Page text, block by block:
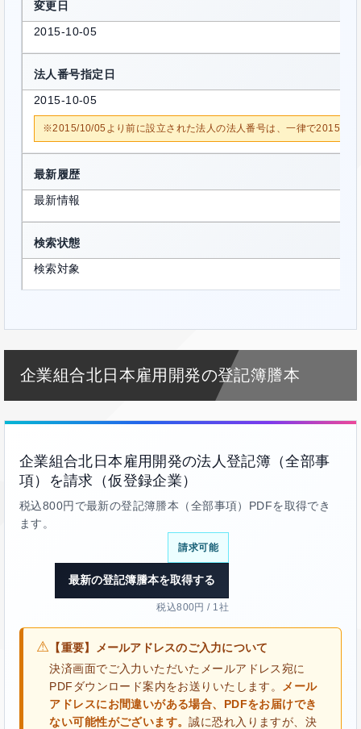
変更日
2015-10-05
法人番号指定日
2015-10-05
※2015/10/05より前に設立された法人の法人番号は、一律で2015/10/
最新履歴
最新情報
検索状態
検索対象
企業組合北日本雇用開発の登記簿謄本
企業組合北日本雇用開発の法人登記簿（全部事
項）を請求（仮登録企業）
税込800円で最新の登記簿謄本（全部事項）PDFを取得でき
ます。
請求可能
最新の登記簿謄本を取得する
税込800円 / 1社
⚠ 【重要】メールアドレスのご入力について
決済画面でご入力いただいたメールアドレス宛に
PDFダウンロード案内をお送りいたします。
メール
アドレスにお間違いがある場合、PDFをお届けでき
ない可能性がございます。誠に恐れ入りますが、決